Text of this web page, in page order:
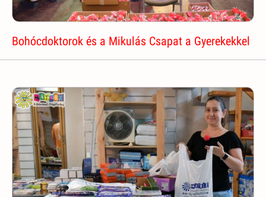
Bohócdoktorok és a Mikulás Csapat a Gyerekekkel